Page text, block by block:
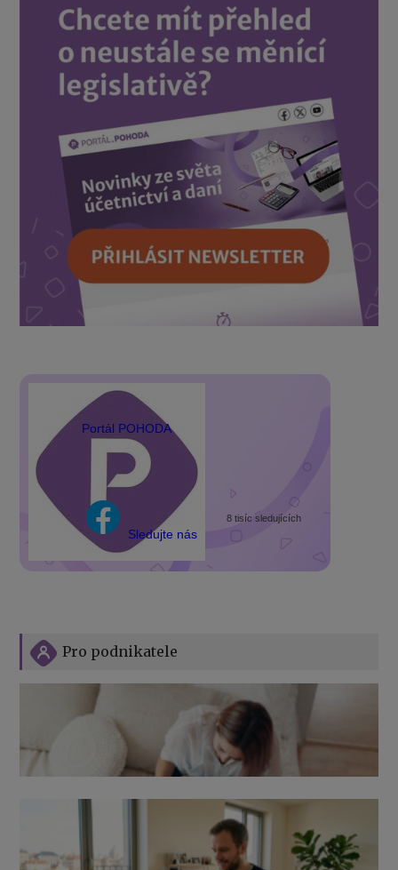
Portál POHODA
Sledujte nás
8 tisíc sledujících
Pro podnikatele